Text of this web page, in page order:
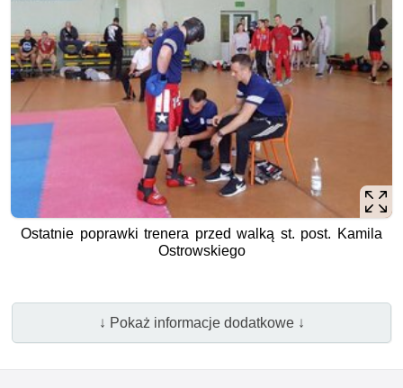
Ostatnie poprawki trenera przed walką st. post. Kamila
Ostrowskiego
↓ Pokaż informacje dodatkowe ↓